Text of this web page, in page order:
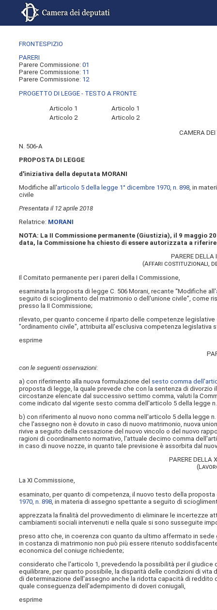
FRONTESPIZIO
PARERI
Parere Commissione:01
Parere Commissione: 11
Parere Commissione: 12
PROGETTO DI LEGGE - TESTO A FRONTE
Articolo 1
Articolo 1
Articolo 2
Articolo 2
CAMERA
N. 506-A
PROPOSTA DI LEGGE
d'iniziativa della deputata MORANI
Modifiche all'articolo 5 della legge 1° dicembre 1970, n. 898 , in
civile
Presentata il 12 aprile 2018
Relatrice: MORANI
NOTA: La II Commissione permanente (Giustizia), il 9 maggio
data, la Commissione ha chiesto di essere autorizzata a
PARERE
(Affari costituzionali,
Il Comitato permanente per i pareri della I Commissione,
esaminata la proposta di legge C. 506 Morani, recante “Modifiche all'
seguito di scioglimento del matrimonio o dell'unione civile”, come
presso la II Commissione;
rilevato, per quanto concerne il riparto delle competenze
"ordinamento civile", attribuita all'esclusiva competenza legislativa
esprime
con le seguenti osservazioni:
a) con riferimento alla nuova formulazione del sesto comma
proposta di legge, la quale prevede che con la sentenza di
circostanze elencate dal successivo settimo comma, valuti la
come indicato dal vigente sesto comma dell'articolo 5 della legge n.
b) con riferimento al nuovo nono comma nell'articolo 5 della legge
che l'assegno non è dovuto in caso di nuovo matrimonio, nuova
rivive a seguito della cessazione del nuovo vincolo o del nuovo
ragioni di coordinamento normativo, l'attuale decimo comma
in caso di nuove nozze, in quanto tale previsione è assorbita dal
PARERE DELLA
La XI Commissione,
esaminato, per quanto di competenza, il nuovo testo della
1970, n. 898 , in materia di assegno spettante a seguito di
apprezzata la finalità del provvedimento di eliminare le incertezze
cambiamenti sociali intervenuti e nella quale si sono susseguite
preso atto che, in coerenza con quanto da ultimo affermato in
in costanza di matrimonio non può più essere ritenuto
economica del coniuge richiedente;
considerato che l'articolo 1, prevedendo la possibilità per il
equilibrare, per quanto possibile, la disparità delle condizioni di
di determinazione dell'assegno anche la ridotta capacità di reddito
quale conseguenza dell'adempimento di doveri coniugali,
esprime